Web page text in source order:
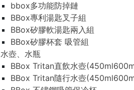
bbox多功能防掉鏈
BBox專利湯匙叉子組
BBox矽膠軟湯匙兩入組
BBox矽膠杯套 吸管組
水壺、水瓶
BBox Tritan直飲水壺
BBox Tritan隨行水壺